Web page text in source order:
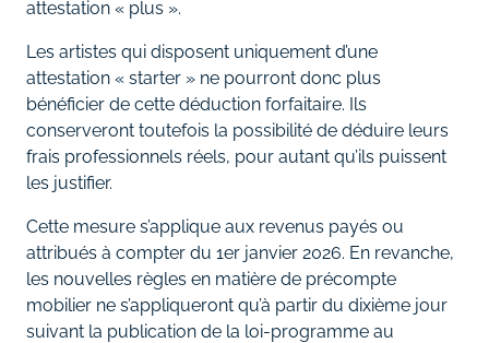
attestation « plus ».
Les artistes qui disposent uniquement d’une
attestation « starter » ne pourront donc plus
bénéficier de cette déduction forfaitaire. Ils
conserveront toutefois la possibilité de déduire leurs
frais professionnels réels, pour autant qu’ils puissent
les justifier.
Cette mesure s’applique aux revenus payés ou
attribués à compter du 1er janvier 2026. En revanche,
les nouvelles règles en matière de précompte
mobilier ne s’appliqueront qu’à partir du dixième jour
suivant la publication de la loi-programme au